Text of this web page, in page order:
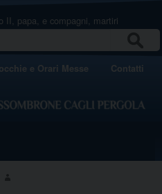
II, papa, e compagni, martiri
e Orari Messe Contatti